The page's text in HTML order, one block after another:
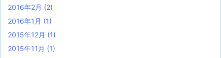
2016年2月 (2)
2016年1月 (1)
2015年12月 (1)
2015年11月 (1)